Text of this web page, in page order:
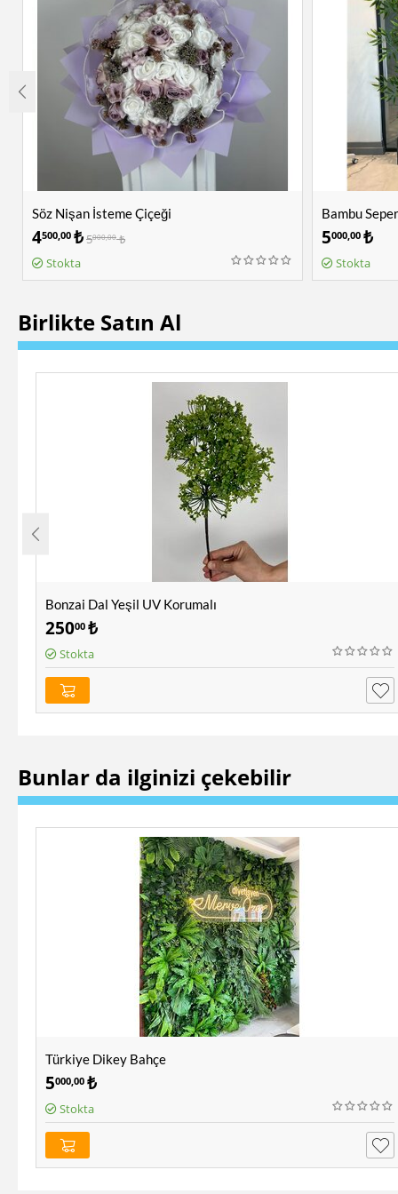
Söz Nişan İsteme Çiçeği
4500,00 ₺5000,00 ₺
Stokta
Bambu
5000,00 ₺
Stokta
Birlikte Satın Al
Bonzai Dal Yeşil UV Korumalı
25000 ₺
Stokta
Bunlar da ilginizi çekebilir
Türkiye Dikey Bahçe
5000,00 ₺
Stokta